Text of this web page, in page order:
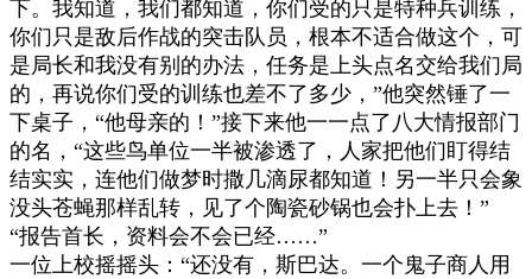
下。我知道，我们都知道，你们受的只是特种兵训练，
你们只是敌后作战的突击队员，根本不适合做这个，可
是局长和我没有别的办法，任务是上头点名交给我们局
的，再说你们受的训练也差不了多少， ”他突然锤了一
下桌子， “他母亲的！ ”接下来他一一点了八大情报部门
的名， “这些鸟单位一半被渗透了，人家把他们盯得结
结实实，连他们做梦时撒几滴尿都知道！另一半只会象
没头苍蝇那样乱转，见了个陶瓷砂锅也会扑上去！ ”
“报告首长，资料会不会已经……”
一位上校摇摇头： “还没有，斯巴达。一个鬼子商人用